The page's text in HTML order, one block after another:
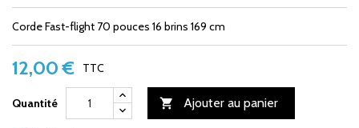
Corde Fast-flight 70 pouces 16 brins 169 cm
12,00 € TTC
Quantité  Ajouter au panier